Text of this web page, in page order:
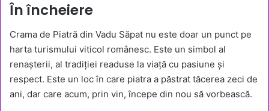
În încheiere
Crama de Piatră din Vadu Săpat nu este doar un punct pe
harta turismului viticol românesc. Este un simbol al
renașterii, al tradiției readuse la viață cu pasiune și
respect. Este un loc în care piatra a păstrat tăcerea zeci de
ani, dar care acum, prin vin, începe din nou să vorbească.